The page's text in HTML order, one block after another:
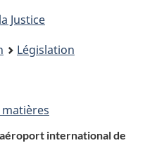
Justice
Législation
matières
international de